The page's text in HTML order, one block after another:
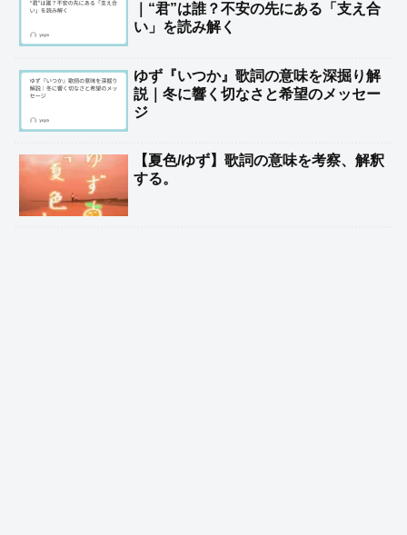
｜“君”は誰？不安の先にある「支え合
い」を読み解く
ゆず『いつか』歌詞の意味を深掘り解
説｜冬に響く切なさと希望のメッセー
ジ
【夏色/ゆず】歌詞の意味を考察、解釈
する。